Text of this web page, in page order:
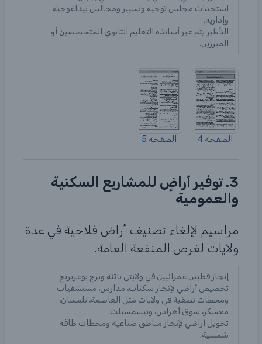
استحداث مجلس توجيه وتسيير ومجالس بيداغوجية
وإدارية.
التأطير يتم عبر أساتذة التعليم الثانوي المتخصصين أو
المبرزين.
الصفحة 4 الصفحة 5
3. توفير أراضٍ للمشاريع السكنية
والعمومية
مراسيم لإلغاء تصنيف أراض فلاحية في عدة
ولايات لغرض المنفعة العامة.
إنجاز قطبين عمرانيين في ولايتي باتنة وبرج بوعريريج.
تخصيص أراضي لإنجاز سكنات، مدارس، مستشفيات
ومحطات تصفية في ولايات مثل العاصمة، تلمسان،
معسكر، سوق أهراس، وتيسمسيلت.
تحويل أراضي لإنجاز مناطق صناعية ومحطات طاقة
شمسية.